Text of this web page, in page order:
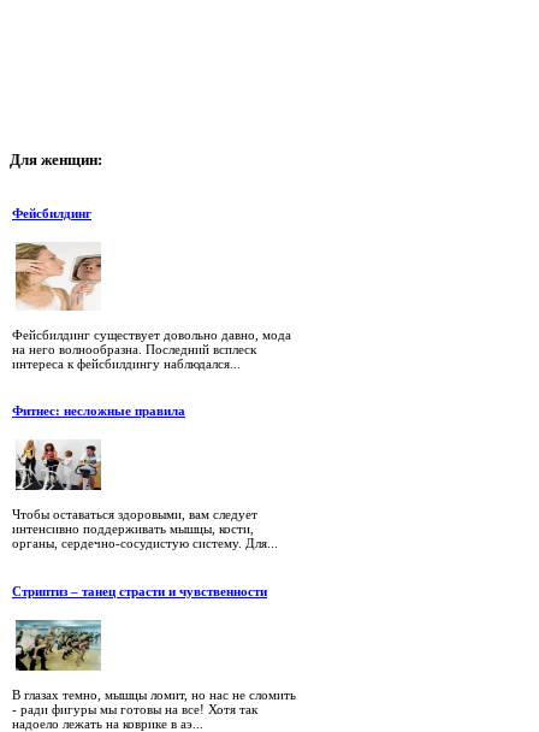
Для женщин:
Фейсбилдинг
Фейсбилдинг существует довольно давно, мода
на него волнообразна. Последний всплеск
интереса к фейсбилдингу наблюдался...
Фитнес: несложные правила
Чтобы оставаться здоровыми, вам следует
интенсивно поддерживать мышцы, кости,
органы, сердечно-сосудистую систему. Для...
Стриптиз – танец страсти и чувственности
В глазах темно, мышцы ломит, но нас не сломить
- ради фигуры мы готовы на все! Хотя так
надоело лежать на коврике в аэ...